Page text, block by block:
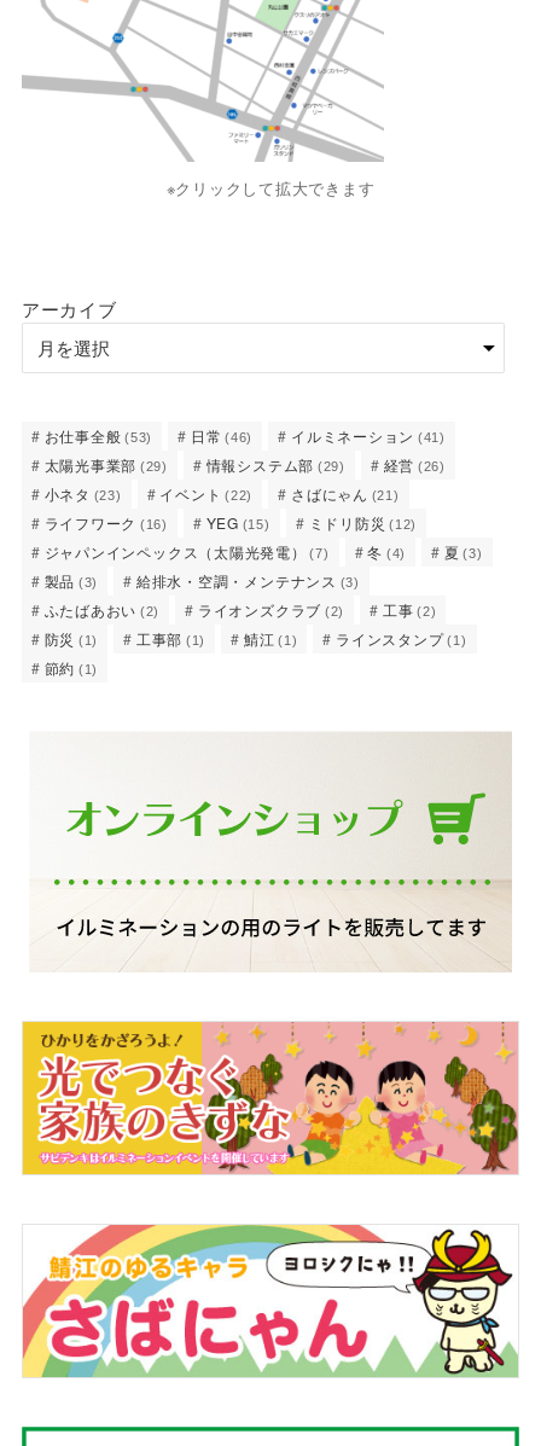
※クリックして拡大できます
アーカイブ
お仕事全般 (53) 日常 (46) イルミネーション (41)
太陽光事業部 (29) 情報システム部 (29) 経営 (26)
小ネタ (23) イベント (22) さばにゃん (21)
ライフワーク (16) YEG (15) ミドリ防災 (12)
ジャパンインペックス（太陽光発電） (7) 冬 (4) 夏 (3)
製品 (3) 給排水・空調・メンテナンス (3)
ふたばあおい (2) ライオンズクラブ (2) 工事 (2)
防災 (1) 工事部 (1) 鯖江 (1) ラインスタンプ (1)
節約 (1)